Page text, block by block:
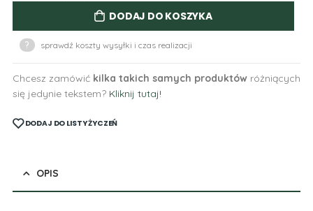
DODAJ DO KOSZYKA
? sprawdź koszty wysyłki i czas realizacji
Chcesz zamówić kilka takich samych produktówróżniących
się jedynie tekstem? Kliknij tutaj!
DODAJ DO LISTY ŻYCZEŃ
OPIS